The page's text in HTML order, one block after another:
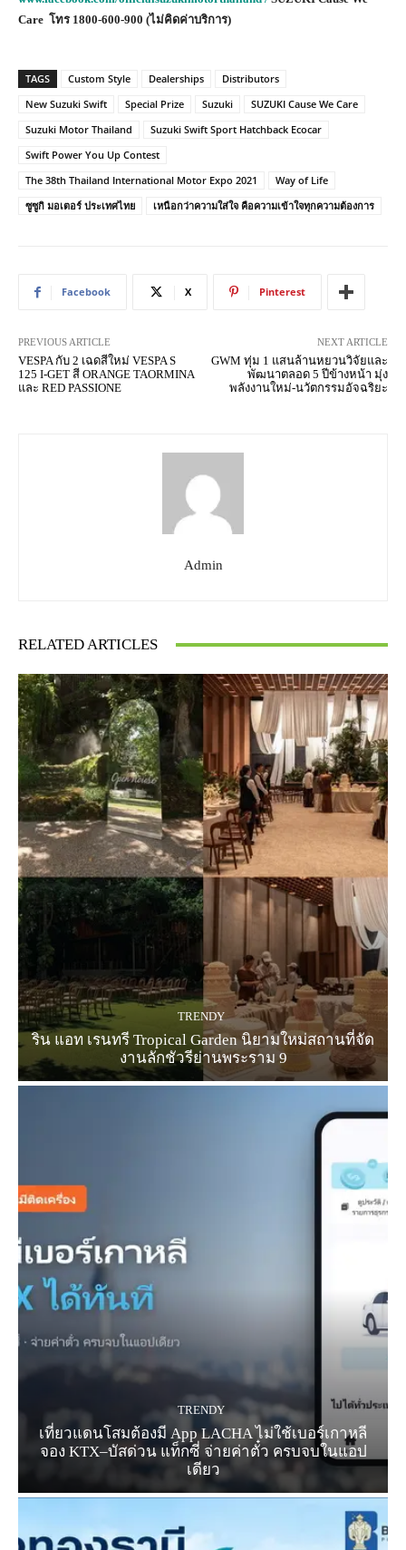
Care โทร 1800-600-900 (ไม่คิดค่าบริการ)
TAGS Custom Style Dealerships
Distributors
New Suzuki Swift
Special Prize Suzuki
SUZUKI Cause We Care
Suzuki Motor Thailand
Suzuki Swift Sport Hatchback Ecocar
Swift Power You Up Contest
The 38th Thailand International Motor Expo 2021
Way of Life
ซูซูกิ มอเตอร์ ประเทศไทย
เหนือกว่าความใส่ใจ คือความเข้าใจทุกความต้องการ
Facebook X Pinterest
PREVIOUS ARTICLE
VESPA กับ 2 เฉดสีใหม่ VESPA S
125 I-GET สี ORANGE TAORMINA
และ RED PASSIONE
NEXT ARTICLE
GWM ทุ่ม 1 แสนล้านหยวนวิจัยและ
พัฒนาตลอด 5 ปีข้างหน้า มุ่ง
พลังงานใหม่-นวัตกรรมอัจฉริยะ
Admin
RELATED ARTICLES
TRENDY
ริน แอท เรนทรี Tropical Garden นิยามใหม่สถานที่จัด
งานลักชัวรีย่านพระราม 9
TRENDY
เที่ยวแดนโสมต้องมี App LACHA ไม่ใช้เบอร์เกาหลี
จอง KTX–บัสด่วน แท็กซี่ จ่ายค่าตั๋ว ครบจบในแอป
เดียว